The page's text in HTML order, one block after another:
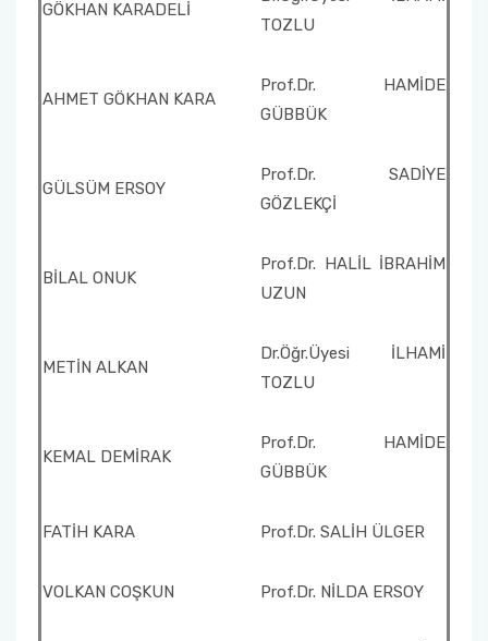
GÖKHAN KARADELİ
TOZLU
AHMET GÖKHAN KARA
Prof.Dr. HAMİDE
GÜBBÜK
GÜLSÜM ERSOY
Prof.Dr. SADİYE
GÖZLEKÇİ
BİLAL ONUK
Prof.Dr. HALİL İBRAHİM
UZUN
METİN ALKAN
Dr.Öğr.Üyesi İLHAMİ
TOZLU
KEMAL DEMİRAK
Prof.Dr. HAMİDE
GÜBBÜK
FATİH KARA Prof.Dr. SALİH ÜLGER
VOLKAN COŞKUN Prof.Dr. NİLDA ERSOY